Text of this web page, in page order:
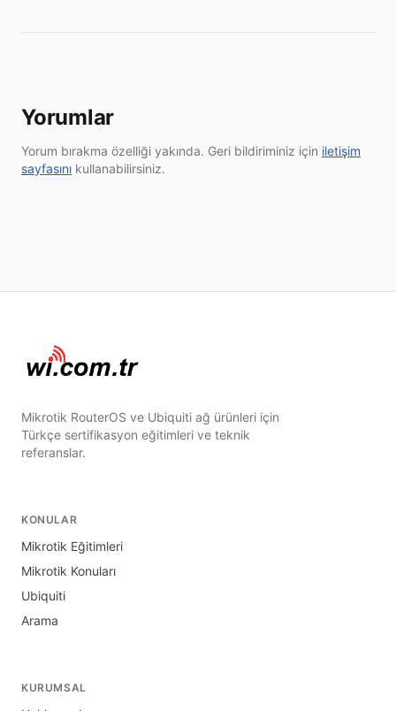
Yorumlar
Yorum bırakma özelliği yakında. Geri bildiriminiz için iletişim
sayfasını kullanabilirsiniz.
Mikrotik RouterOS ve Ubiquiti ağ ürünleri için
Türkçe sertifikasyon eğitimleri ve teknik
referanslar.
KONULAR
Mikrotik Eğitimleri
Mikrotik Konuları
Ubiquiti
Arama
KURUMSAL